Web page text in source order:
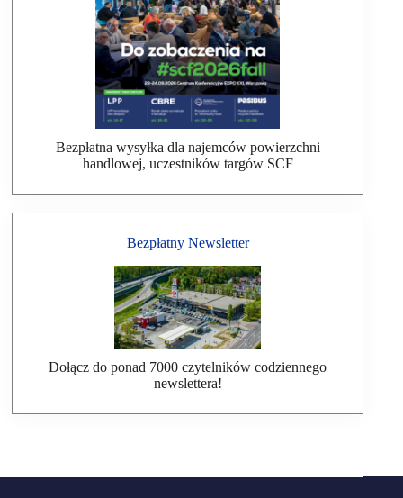
Bezpłatna wysyłka dla najemców powierzchni
handlowej, uczestników targów SCF
Bezpłatny Newsletter
Dołącz do ponad 7000 czytelników codziennego
newslettera!